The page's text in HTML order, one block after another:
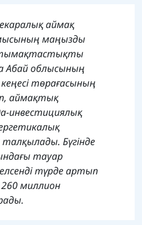
аймақ
маңызды
облысының
төрағасының
аймақтық
инвестициялық
талқылады. Бүгінде
тауар
түрде артып
миллион